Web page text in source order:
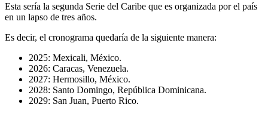
Esta sería la segunda Serie del Caribe que es organizada por el país
en un lapso de tres años.
Es decir, el cronograma quedaría de la siguiente manera:
2025: Mexicali, México.
2026: Caracas, Venezuela.
2027: Hermosillo, México.
2028: Santo Domingo, República Dominicana.
2029: San Juan, Puerto Rico.